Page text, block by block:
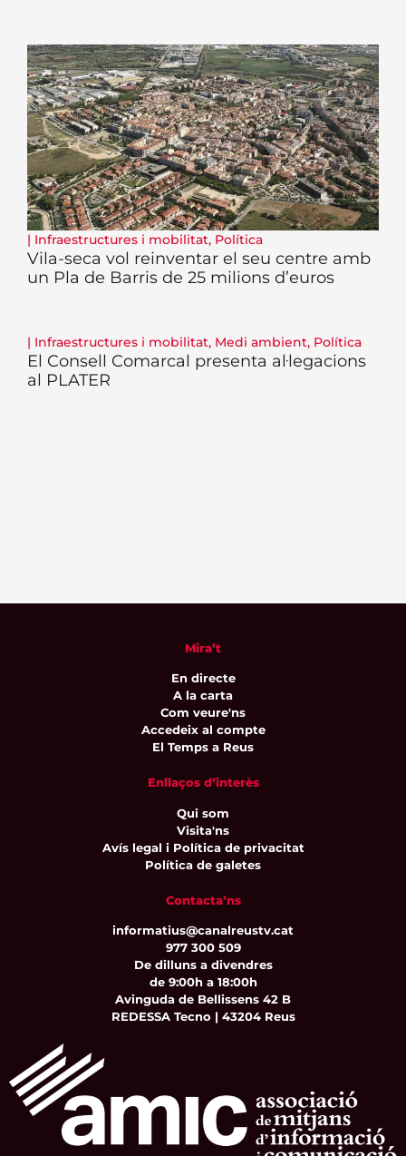
| Infraestructures i mobilitat, Política
Vila-seca vol reinventar el seu centre amb
un Pla de Barris de 25 milions d’euros
| Infraestructures i mobilitat, Medi ambient, Política
El Consell Comarcal presenta al·legacions
al PLATER
Mira’t
En directe
A la carta
Com veure'ns
Accedeix al compte
El Temps a Reus
Enllaços d’interès
Qui som
Visita'ns
Avís legal i Política de privacitat
Política de galetes
Contacta’ns
informatius@canalreustv.cat
977 300 509
De dilluns a divendres
de 9:00h a 18:00h
Avinguda de Bellissens 42 B
REDESSA Tecno | 43204 Reus